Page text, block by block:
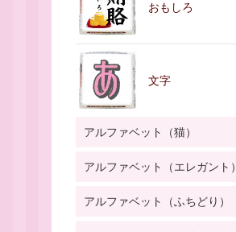
おもしろ
文字
アルファベット（猫）
アルファベット（エレガント）
アルファベット（ふちどり）